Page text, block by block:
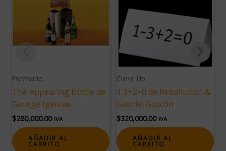
Escenario
The Appearing Bottle de
George Iglesias
$280,000.00 IVA
AÑADIR AL
CARRITO
Close Up
1 3+2=0 de Reballution &
Gabriel Gascón
$320,000.00 IVA
AÑADIR AL
CARRITO